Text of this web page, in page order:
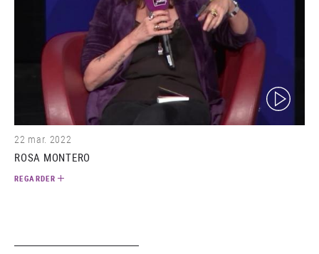
(video)
22 mar. 2022
ROSA MONTERO
REGARDER